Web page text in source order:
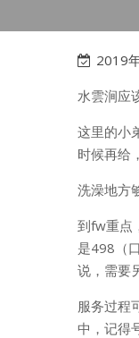
2019
水雲涧应
这里的小
时候再给
洗澡地方
到fw重点
是498（
说，需要
服务过程
中，记得